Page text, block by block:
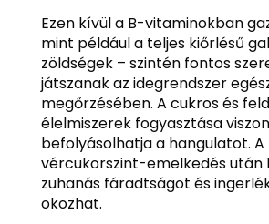
Ezen kívül a B-vitaminokban
mint például a teljes kiőrlésű
zöldségek – szintén fontos
játszanak az idegrendszer
megőrzésében. A cukros és
élelmiszerek fogyasztása
befolyásolhatja a hangulatot.
vércukorszint-emelkedés után
zuhanás fáradtságot és
okozhat.